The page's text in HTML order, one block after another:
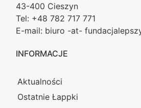
43-400 Cieszyn
Tel: +48 782 717 771
E-mail: biuro -at-
INFORMACJE
Aktualności
Ostatnie Łappki